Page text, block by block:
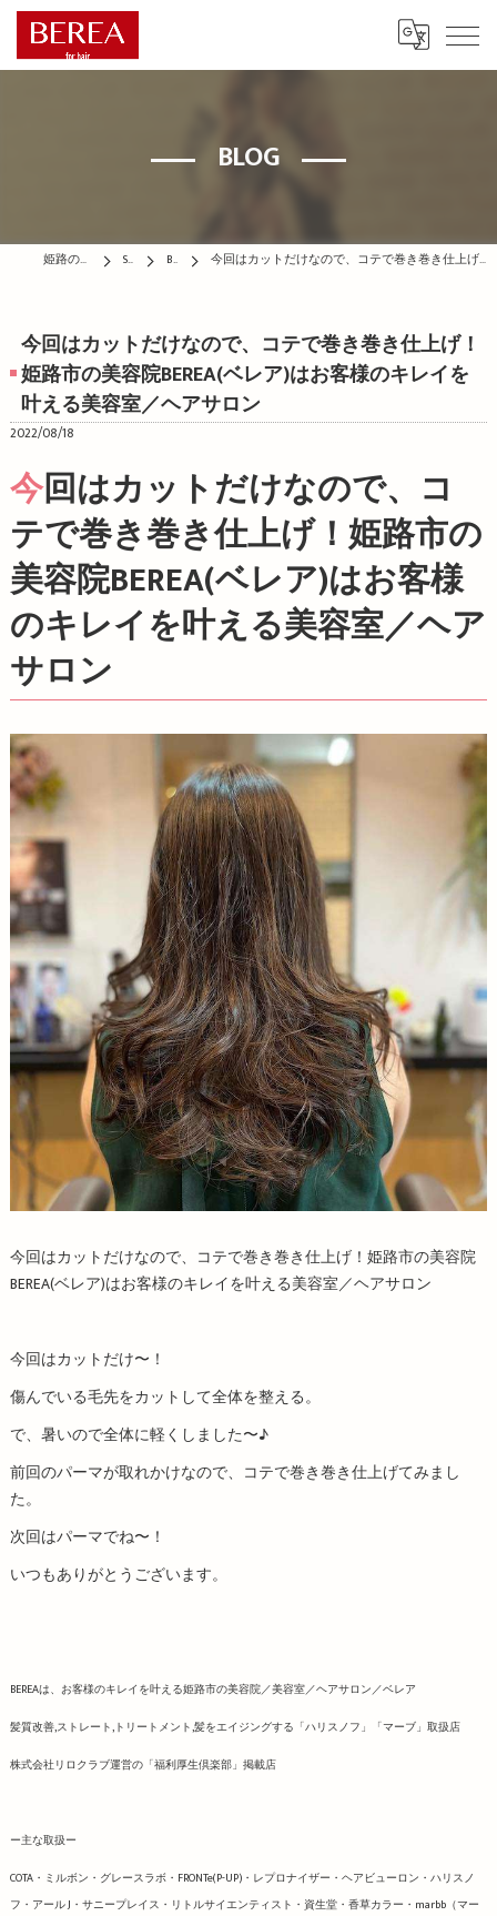
BLOG
姫路の美容院はBEREA STAFF BLOG 今回はカットだけなので、コテで巻き巻き仕上げ！姫路市の美容院BEREA(ベレア)はお客様のキレイを叶える美容室／ヘアサロン
今回はカットだけなので、コテで巻き巻き仕上げ！
姫路市の美容院BEREA(ベレア)はお客様のキレイを
叶える美容室／ヘアサロン
2022/08/18
今回はカットだけなので、コ
テで巻き巻き仕上げ！姫路市の
美容院BEREA(ベレア)はお客様
のキレイを叶える美容室／ヘア
サロン
今回はカットだけなので、コテで巻き巻き仕上げ！姫路市の美容院
BEREA(ベレア)はお客様のキレイを叶える美容室／ヘアサロン
今回はカットだけ〜！
傷んでいる毛先をカットして全体を整える。
で、暑いので全体に軽くしました〜♪
前回のパーマが取れかけなので、コテで巻き巻き仕上げてみまし
た。
次回はパーマでね〜！
いつもありがとうございます。
BEREAは、お客様のキレイを叶える姫路市の美容院／美容室／ヘアサロン／ベレア
髪質改善,ストレート,トリートメント,髪をエイジングする「ハリスノフ」「マーブ」取扱店
株式会社リロクラブ運営の「福利厚生倶楽部」掲載店
ー主な取扱ー
COTA・ミルボン・グレースラボ・FRONTe(P-UP)・レプロナイザー・ヘアビューロン・ハリスノ
フ・アール J・サニープレイス・リトルサイエンティスト・資生堂・香草カラー・marbb（マー